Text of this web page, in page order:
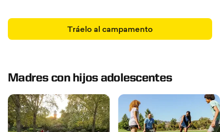
Tráelo al campamento
Madres con hijos adolescentes